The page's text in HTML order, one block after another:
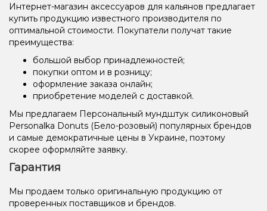
Интернет-магазин аксессуаров для кальянов предлагает
купить продукцию известного производителя по
оптимальной стоимости. Покупатели получат такие
преимущества:
большой выбор принадлежностей;
покупки оптом и в розницу;
оформление заказа онлайн;
приобретение моделей с доставкой.
Мы предлагаем Персональный мундштук силиконовый
Personalka Donuts (Бело-розовый) популярных брендов
и самые демократичные цены в Украине, поэтому
скорее оформляйте заявку.
Гарантия
Мы продаем только оригинальную продукцию от
проверенных поставщиков и брендов.